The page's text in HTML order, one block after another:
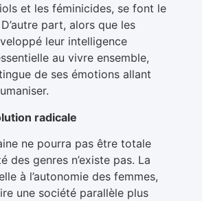
et les féminicides, se font le
part, alors que les
leur intelligence
au vivre ensemble,
de ses émotions allant
radicale
ne pourra pas être totale
des genres n’existe pas. La
à l’autonomie des femmes,
une société parallèle plus